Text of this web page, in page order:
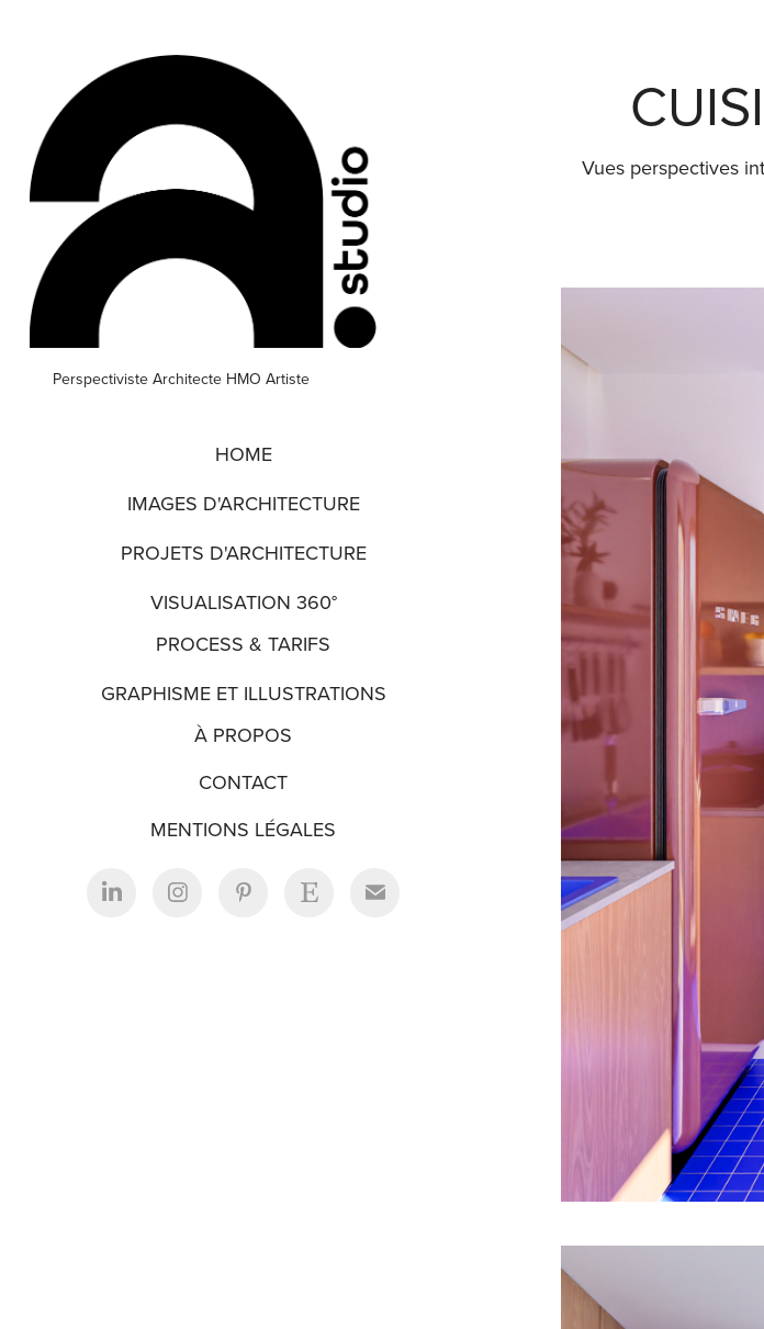
Perspectiviste Architecte HMO Artiste
HOME
IMAGES D'ARCHITECTURE
PROJETS D'ARCHITECTURE
VISUALISATION 360°
PROCESS & TARIFS
GRAPHISME ET ILLUSTRATIONS
À PROPOS
CONTACT
MENTIONS LÉGALES
Vues perspectives